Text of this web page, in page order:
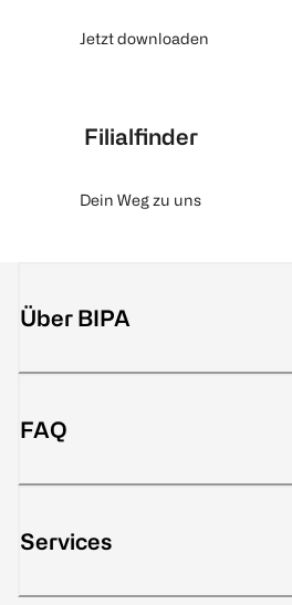
Jetzt downloaden
Filialfinder
Dein Weg zu uns
Über BIPA
FAQ
Services